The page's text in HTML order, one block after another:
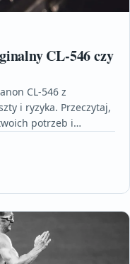
CL-546 czy
CL-546 z
i ryzyka. Przeczytaj,
potrzeb i